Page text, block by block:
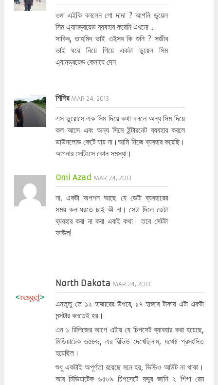
ওমা এইকি বললেন গো দাদা ? আপনি ডুয়েল
সিম এ্যানড্রয়েড ব্যবহার করেনি এখনো ..
সাকিব, তাহমিদ ভাই এইসব কি শুনি ? সজীব
ভাই ধরে নিয়ে গিয়ে একটা ডুয়েল সিম
এ্যানড্রয়েড কেনায়ে দেন
শিশির MAR 24, 2013
এস ডুয়োসে এক সিম দিয়ে কথা বললে অন্য সিম দিয়ে
কল আসে এবং অন্য সিমে ইন্টারনেট ব্যবহার করলে
ডাউনলোড কেটে যায় না।আমি নিজে ব্যবহার করেছি।
আপনার সেটিংসে কোন সমস্যা।
Omi Azad MAR 24, 2013
না, একটা অপশন আছে যে ডেটা ব্যবহারের
সময় কল ধরতে চাই কী না। সেটা দিলে ডেটা
ব্যবহার করা না করা একই কথা। তবে সেটটা
ফাউল!
North Dakota MAR 24, 2013
এনতুতু তে ১২ হাজারের উপরে, ১‌৭ হাজার টাকায় এটা একটা
মন্সটার বলতেই হয়।
এন ১ রিলিজের আগে এটায় যে চিপসেট ব্যাবহার করা হয়েছে,
মিডিয়াটেক ৬৫৮৯, এর রিভিউ দেখেছিলাম, যথেষ্ট প্রসংসিত
হয়েছিল।
শুধু একটাই অপূর্ণতা রয়েছে মনে হয়, ভিডিও আউট না থাকা।
আর মিডিয়াটেক ৬৫৮৯ চিপসেটে যদ্দুর জানি ২ গিগা রেম